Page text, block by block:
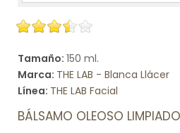
Tamaño: 150 ml.
Marca: THE LAB - Blanca Llácer
Línea: THE LAB Facial
BÁLSAMO OLEOSO